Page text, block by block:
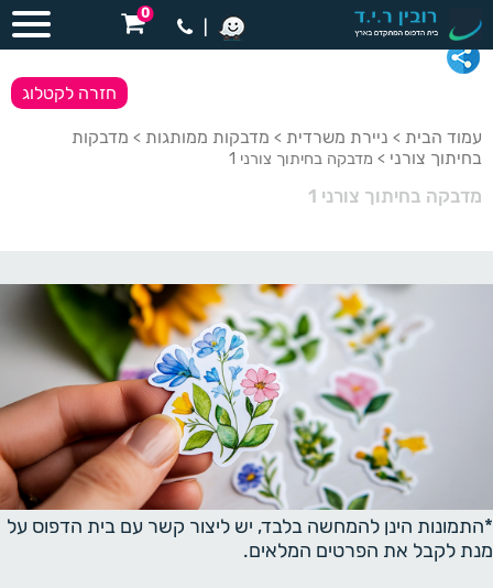
0
עמוד הבית > ניירת משרדית > מדבקות ממותגות > מדבקות
בחיתוך צורני > מדבקה בחיתוך צורני 1
מדבקה בחיתוך צורני 1
חזרה לקטלוג
*התמונות הינן להמחשה בלבד, יש ליצור קשר עם בית הדפוס על
מנת לקבל את הפרטים המלאים.